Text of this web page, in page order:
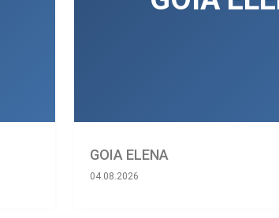
GOIA ELENA
04.08.2026